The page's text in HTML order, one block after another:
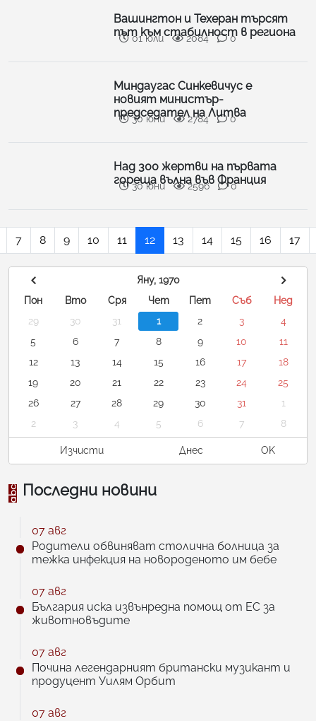
Вашингтон и Техеран търсят
път към стабилност в региона
01 юли 2084 0
Миндаугас Синкевичус е
новият министър-
председател на Литва
30 юни 2784 0
Над 300 жертви на първата
гореща вълна във Франция
30 юни 2596 0
7 8 9 10 11 12 13 14 15 16 17
Яну, 1970
Пон
Вто Сря Чет Пет Съб
Нед
29
30 31 1 2 3
4
5
6 7 8 9 10
11
12
13 14 15 16 17
18
19
20 21 22 23 24
25
26
27 28 29 30 31
1
2
3 4 5 6 7 8
Изчисти Днес OK
Последни новини
07 авг
Родители обвиняват столична болница за
тежка инфекция на новороденото им бебе
07 авг
България иска извънредна помощ от ЕС за
животновъдите
07 авг
Почина легендарният британски музикант и
продуцент Уилям Орбит
07 авг